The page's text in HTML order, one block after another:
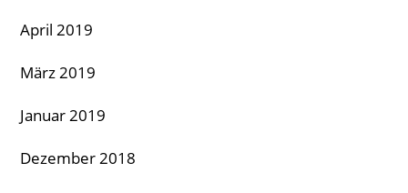
April 2019
März 2019
Januar 2019
Dezember 2018